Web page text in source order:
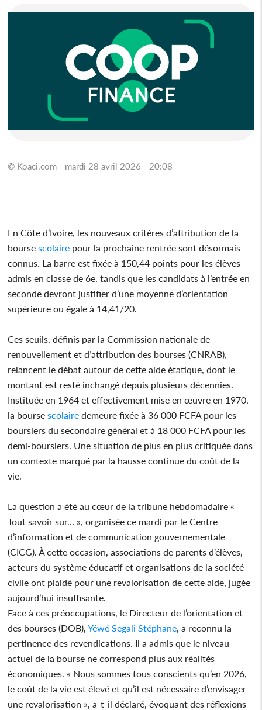
© Koaci.com - mardi 28 avril 2026 - 20:08
En Côte d’Ivoire, les nouveaux critères d’attribution de la
bourse scolaire pour la prochaine rentrée sont désormais
connus. La barre est fixée à 150,44 points pour les élèves
admis en classe de 6e, tandis que les candidats à l’entrée en
seconde devront justifier d’une moyenne d’orientation
supérieure ou égale à 14,41/20.
Ces seuils, définis par la Commission nationale de
renouvellement et d’attribution des bourses (CNRAB),
relancent le débat autour de cette aide étatique, dont le
montant est resté inchangé depuis plusieurs décennies.
Instituée en 1964 et effectivement mise en œuvre en 1970,
la bourse scolaire demeure fixée à 36 000 FCFA pour les
boursiers du secondaire général et à 18 000 FCFA pour les
demi-boursiers. Une situation de plus en plus critiquée dans
un contexte marqué par la hausse continue du coût de la
vie.
La question a été au cœur de la tribune hebdomadaire «
Tout savoir sur… », organisée ce mardi par le Centre
d’information et de communication gouvernementale
(CICG). À cette occasion, associations de parents d’élèves,
acteurs du système éducatif et organisations de la société
civile ont plaidé pour une revalorisation de cette aide, jugée
aujourd’hui insuffisante.
Face à ces préoccupations, le Directeur de l’orientation et
des bourses (DOB), Yéwé Segali Stéphane , a reconnu la
pertinence des revendications. Il a admis que le niveau
actuel de la bourse ne correspond plus aux réalités
économiques. « Nous sommes tous conscients qu’en 2026,
le coût de la vie est élevé et qu’il est nécessaire d’envisager
une revalorisation », a-t-il déclaré, évoquant des réflexions